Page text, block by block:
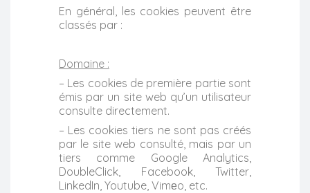
En général, les cookies peuvent être
classés par :
Domaine :
– Les cookies de première partie sont
émis par un site web qu’un utilisateur
consulte directement.
– Les cookies tiers ne sont pas créés
par le site web consulté, mais par un
tiers comme Google Analytics,
DoubleClick, Facebook, Twitter,
LinkedIn, Youtube, Vimеo, etc.